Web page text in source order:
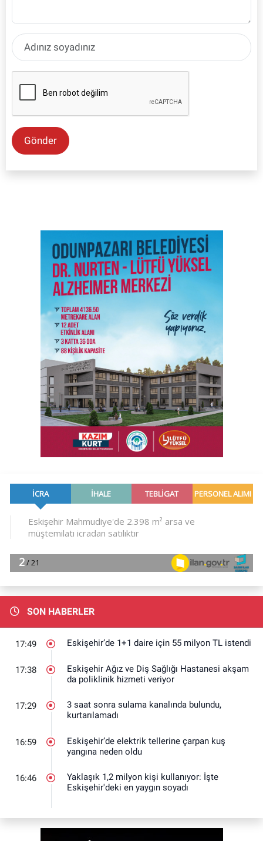
Gönder
SON HABERLER
17:49 Eskişehir’de 1+1 daire için 55 milyon TL istendi
17:38
Eskişehir Ağız ve Diş Sağlığı Hastanesi akşam
da poliklinik hizmeti veriyor
17:29
3 saat sonra sulama kanalında bulundu,
kurtarılamadı
16:59
Eskişehir’de elektrik tellerine çarpan kuş
yangına neden oldu
16:46
Yaklaşık 1,2 milyon kişi kullanıyor: İşte
Eskişehir'deki en yaygın soyadı